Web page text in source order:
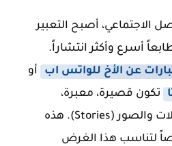
الاجتماعي، أصبح التعبير
أسرع وأكثر انتشاراً.
عن الأخ للواتس اب
أو
تكون قصيرة، معبرة،
ومناسبة لتصميم الحالات والصور (Stories). هذه
لتناسب هذا الغرض